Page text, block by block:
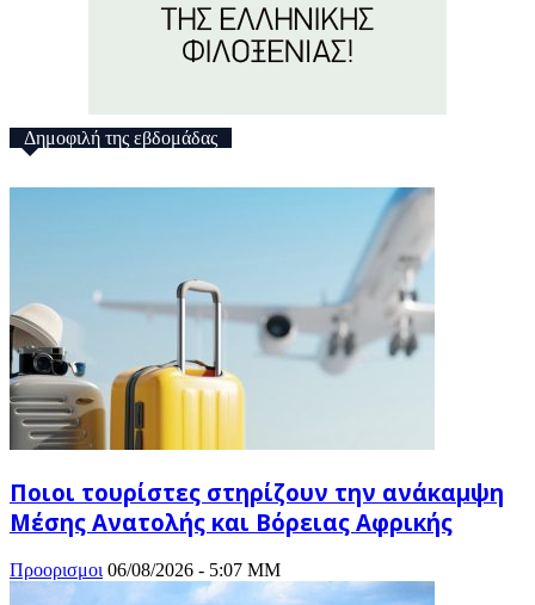
Δημοφιλή της εβδομάδας
Ποιοι τουρίστες στηρίζουν την ανάκαμψη
Μέσης Ανατολής και Βόρειας Αφρικής
Προορισμοι 06/08/2026 - 5:07 ΜΜ